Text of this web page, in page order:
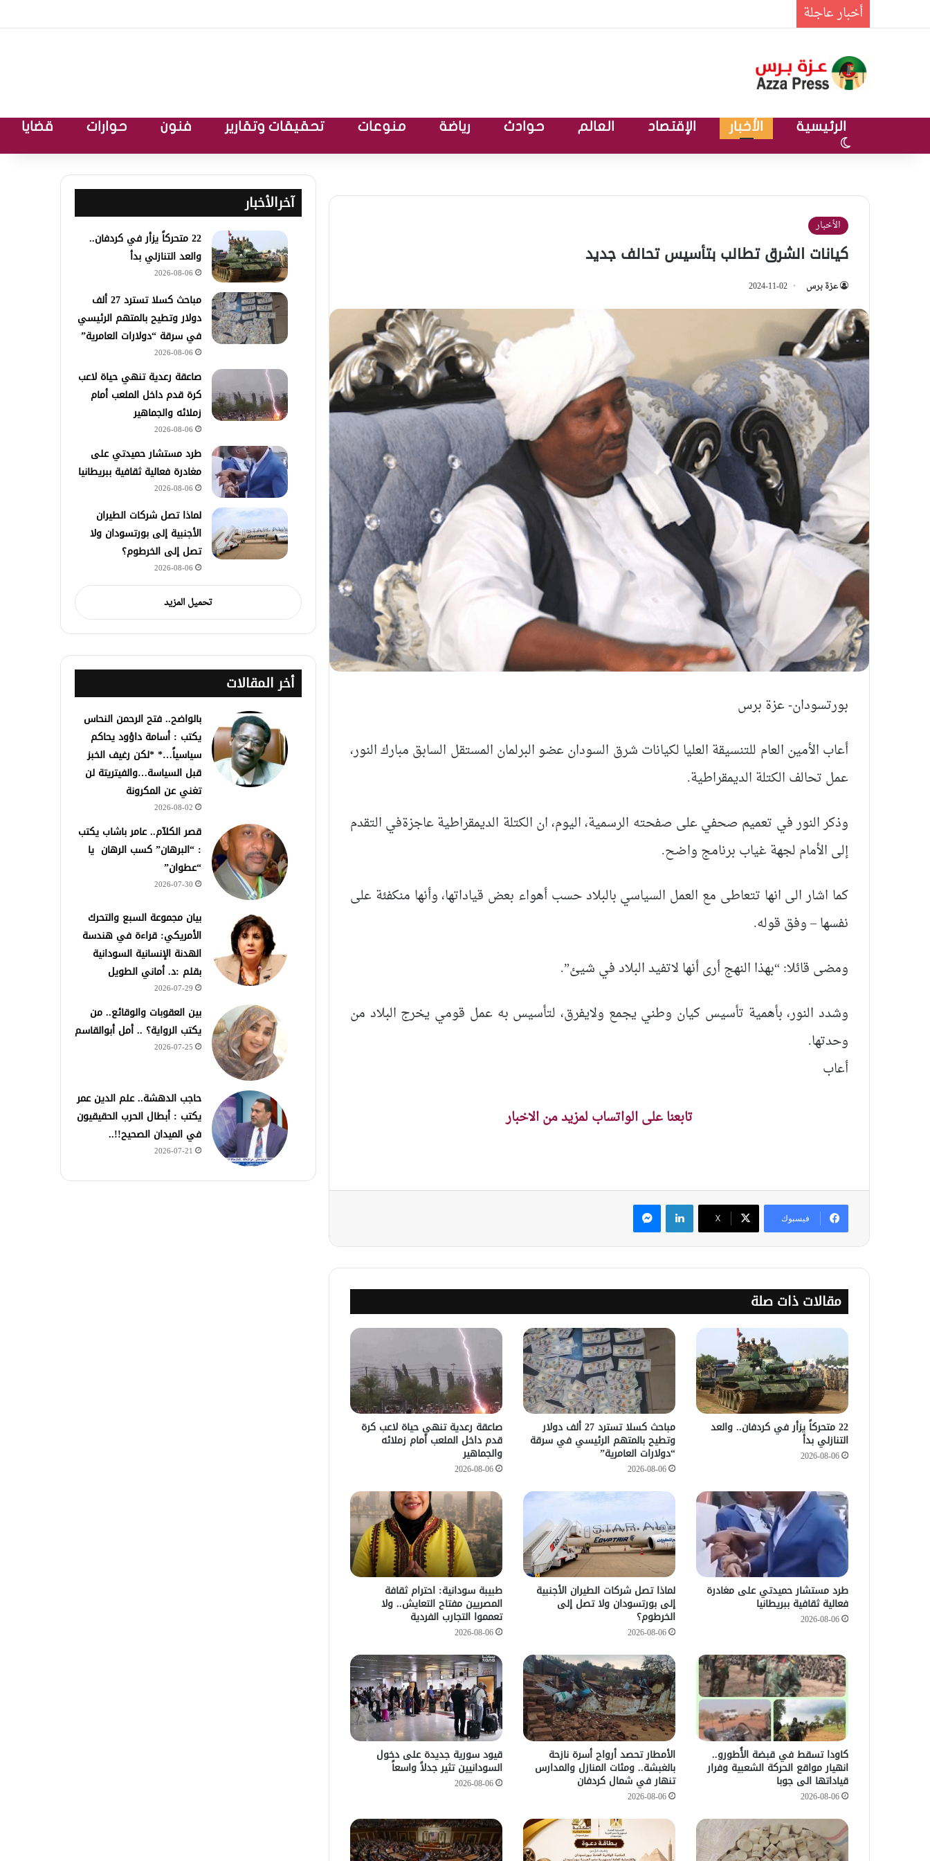
أخبار عاجلة
الرئيسية الأخبار الإقتصاد العالم حوادث رياضة منوعات تحقيقات وتقارير فنون حوارات قضايا
الوضع المظلم
الأخبار
كيانات الشرق تطالب بتأسيس تحالف جديد
عزة برس 2024-11-02
بورتسودان- عزة برس
أعاب الأمين العام للتنسيقة العليا لكيانات شرق السودان عضو البرلمان المستقل السابق مبارك النور،
عمل تحالف الكتلة الديمقراطية.
وذكر النور في تعميم صحفي على صفحته الرسمية، اليوم، ان الكتلة الديمقراطية عاجزةفي التقدم
إلى الأمام لجهة غياب برنامج واضح.
كما اشار الى انها تتعاطى مع العمل السياسي بالبلاد حسب أهواء بعض قياداتها، وأنها منكفئة على
نفسها – وفق قوله.
ومضى قائلا: “بهذا النهج أرى أنها لاتفيد البلاد في شيئ”.
وشدد النور، بأهمية تأسيس كيان وطني يجمع ولايفرق، لتأسيس به عمل قومي يخرج البلاد من
وحدتها.
أعاب
تابعنا على الواتساب لمزيد من الاخبار
فيسبوك ‫X
لينكدإن ماسنجر
مقالات ذات صلة
22 متحركاً يزأر في كردفان.. والعد
التنازلي بدأ
2026-08-06
مباحث كسلا تسترد 27 ألف دولار
وتطيح بالمتهم الرئيسي في سرقة
“دولارات العامرية”
2026-08-06
صاعقة رعدية تنهي حياة لاعب كرة
قدم داخل الملعب أمام زملائه
والجماهير
2026-08-06
طرد مستشار حميدتي على مغادرة
فعالية ثقافية ببريطانيا
2026-08-06
لماذا تصل شركات الطيران الأجنبية
إلى بورتسودان ولا تصل إلى
الخرطوم؟
2026-08-06
طبيبة سودانية: احترام ثقافة
المصريين مفتاح التعايش.. ولا
تعمموا التجارب الفردية
2026-08-06
كاودا تسقط في قبضة الأُطورو..
انهيار مواقع الحركة الشعبية وفرار
قياداتها الى جوبا
2026-08-06
الأمطار تحصد أرواح أسرة نازحة
بالغبشة.. ومئات المنازل والمدارس
تنهار في شمال كردفان
2026-08-06
قيود سورية جديدة على دخول
السودانيين تثير جدلاً واسعاً
2026-08-06
آخرالأخبار
22 متحركاً يزأر في كردفان..
والعد التنازلي بدأ
2026-08-06
مباحث كسلا تسترد 27 ألف
دولار وتطيح بالمتهم الرئيسي
في سرقة “دولارات العامرية”
2026-08-06
صاعقة رعدية تنهي حياة لاعب
كرة قدم داخل الملعب أمام
زملائه والجماهير
2026-08-06
طرد مستشار حميدتي على
مغادرة فعالية ثقافية ببريطانيا
2026-08-06
لماذا تصل شركات الطيران
الأجنبية إلى بورتسودان ولا
تصل إلى الخرطوم؟
2026-08-06
تحميل المزيد
أخر المقالات
بالواضح.. فتح الرحمن النحاس
يكتب : أسامة داؤود يحاكم
سياسياً…* *لكن رغيف الخبز
قبل السياسة…والفيتريتة لن
تغني عن المكرونة
2026-08-02
قصر الكلآم.. عامر باشاب يكتب
: “البرهان” كسب الرهان يا
“عطوان”
2026-07-30
بيان مجموعة السبع والتحرك
الأمريكي: قراءة في هندسة
الهدنة الإنسانية السودانية
بقلم :د. أماني الطويل
2026-07-29
بين العقوبات والوقائع.. من
يكتب الرواية؟ .. أمل أبوالقاسم
2026-07-25
حاجب الدهشة.. علم الدين عمر
يكتب : أبطال الحرب الحقيقيون
في الميدان الصحيح!!..
2026-07-21